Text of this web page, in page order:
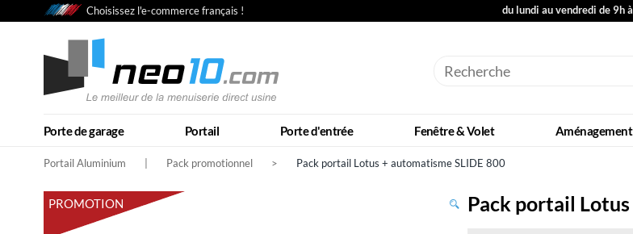
Choisissez l'e-commerce français ! du lundi au vendredi de 9h
Porte de garage Portail Porte d'entrée Fenêtre & Volet
Portail Aluminium Pack promotionnel > Pack portail Lotus + automatisme SLIDE 800
PROMOTION Pack portail